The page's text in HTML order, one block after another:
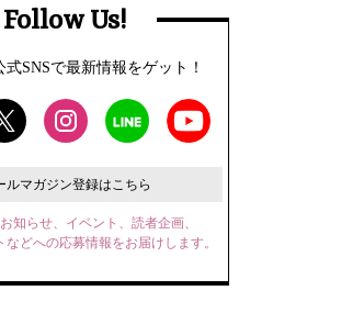
Follow Us!
式SNSで最新情報をゲット！
ルマガジン登録はこちら
知らせ、イベント、読者企画、
どへの応募情報をお届けします。